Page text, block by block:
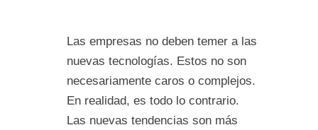
Las empresas no deben temer a las
nuevas tecnologías. Estos no son
necesariamente caros o complejos.
En realidad, es todo lo contrario.
Las nuevas tendencias son más